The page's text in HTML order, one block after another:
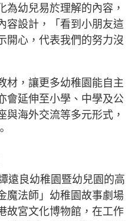
為幼兒易於理解的內容，
容設計，「看到小朋友這
開心，代表我們的努力沒
材，讓更多幼稚園能自主
會延伸至小學、中學及公
與海外交流等多元形式，
遠良幼稚園暨幼兒園的高
魔法師」幼稚園故事劇場
故宮文化博物館，在工作